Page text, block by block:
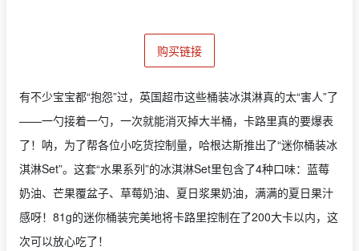
购买链接
有不少宝宝都“抱怨”过，英国超市这些桶装冰淇淋真的太“害人”了
——一勺接着一勺，一次就能消灭掉大半桶，卡路里真的要爆表
了！呐，为了帮各位小吃货控制量，哈根达斯推出了“迷你桶装冰
淇淋Set”。这套“水果系列”的冰淇淋Set里包含了4种口味：蓝莓
奶油、芒果覆盆子、草莓奶油、夏日浆果奶油，满满的夏日果汁
感呀！81g的迷你桶装完美地将卡路里控制在了200大卡以内，这
次可以放心吃了！